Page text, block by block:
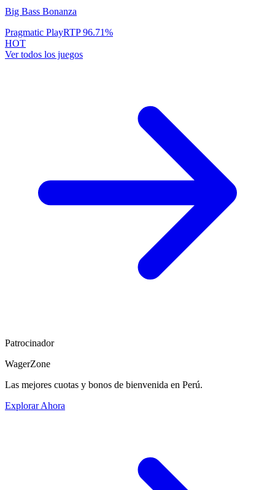
Big Bass Bonanza
Pragmatic PlayRTP96.71%
HOT
Ver todos los juegos
Patrocinador
WagerZone
Las mejores cuotas y bonos de bienvenida en Perú.
Explorar Ahora